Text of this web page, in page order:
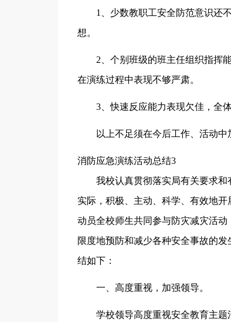
1、少数教职工安全防范意识还
想。
2、个别班级的班主任组织指挥
在演练过程中表现不够严肃。
3、快速反应能力表现欠佳，全
以上不足须在今后工作、活动中
消防应急演练活动总结3
我校认真贯彻落实局有关要求
实际，积极、主动、科学、有效地
动员全校师生共同参与防灾减灾活
限度地预防和减少各种安全事故的
结如下：
一、高度重视，加强领导。
学校领导高度重视安全教育主